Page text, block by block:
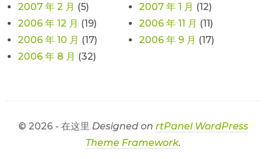
2007 年 2 月 (5) 2007 年 1 月 (12)
2006 年 12 月 (19) 2006 年 11 月 (11)
2006 年 10 月 (17) 2006 年 9 月 (17)
2006 年 8 月 (32)
© 2026 - 在这里 Designed on rtPanel WordPress
Theme Framework.